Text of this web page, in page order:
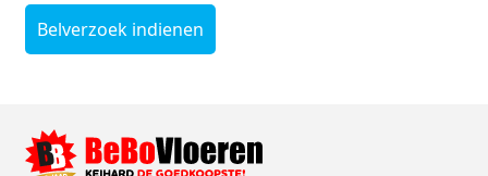
Belverzoek indienen